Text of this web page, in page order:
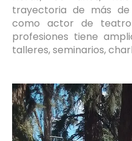
trayectoria de más de
como actor de
profesiones tiene
talleres, seminarios,